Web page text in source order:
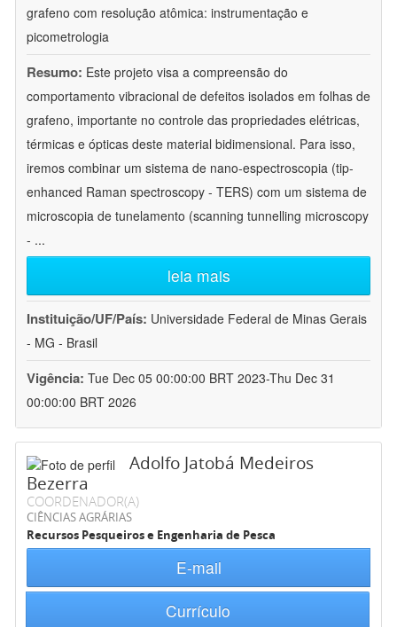
grafeno com resolução atômica: instrumentação e
picometrologia
Resumo: Este projeto visa a compreensão do
comportamento vibracional de defeitos isolados em folhas de
grafeno, importante no controle das propriedades elétricas,
térmicas e ópticas deste material bidimensional. Para isso,
iremos combinar um sistema de nano-espectroscopia (tip-
enhanced Raman spectroscopy - TERS) com um sistema de
microscopia de tunelamento (scanning tunnelling microscopy
- ...
leia mais
Instituição/UF/País: Universidade Federal de Minas Gerais
- MG - Brasil
Vigência: Tue Dec 05 00:00:00 BRT 2023-Thu Dec 31
00:00:00 BRT 2026
Adolfo Jatobá Medeiros
Bezerra
COORDENADOR(A)
CIÊNCIAS AGRÁRIAS
Recursos Pesqueiros e Engenharia de Pesca
E-mail
Currículo